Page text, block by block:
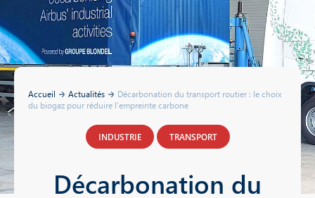
Accueil Actualités
Décarbonation du transport routier : le choix
du biogaz pour réduire l’empreinte carbone
INDUSTRIE TRANSPORT
Décarbonation du